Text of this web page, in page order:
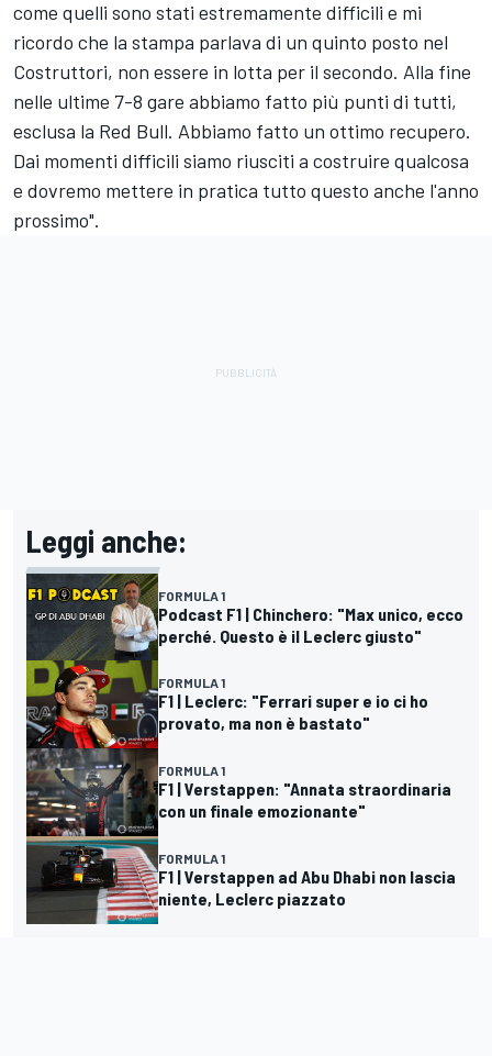
come quelli sono stati estremamente difficili e mi
ricordo che la stampa parlava di un quinto posto nel
Costruttori, non essere in lotta per il secondo. Alla fine
nelle ultime 7-8 gare abbiamo fatto più punti di tutti,
esclusa la Red Bull. Abbiamo fatto un ottimo recupero.
Dai momenti difficili siamo riusciti a costruire qualcosa
e dovremo mettere in pratica tutto questo anche l'anno
prossimo".
Leggi anche:
FORMULA 1
Podcast F1 | Chinchero: "Max unico, ecco
perché. Questo è il Leclerc giusto"
FORMULA 1
F1 | Leclerc: "Ferrari super e io ci ho
provato, ma non è bastato"
FORMULA 1
F1 | Verstappen: "Annata straordinaria
con un finale emozionante"
FORMULA 1
F1 | Verstappen ad Abu Dhabi non lascia
niente, Leclerc piazzato